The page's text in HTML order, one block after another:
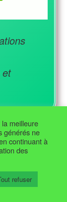
meilleure
générés ne
continuant à
des
refuser